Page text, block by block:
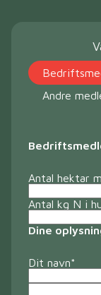
Andre
Antal hektar
Antal kg N i
Dine
Dit navn*